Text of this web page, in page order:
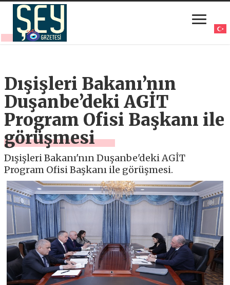
Dışişleri Bakanı’nın
Duşanbe’deki AGİT
Program Ofisi Başkanı ile
görüşmesi
Dışişleri Bakanı'nın Duşanbe'deki AGİT
Program Ofisi Başkanı ile görüşmesi.